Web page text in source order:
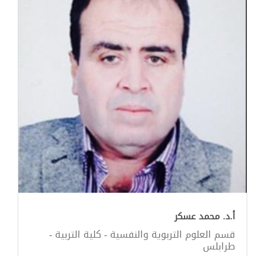
أ.د. محمد عسكر
قسم العلوم التربوية والنفسية - كلية التربية -
طرابلس